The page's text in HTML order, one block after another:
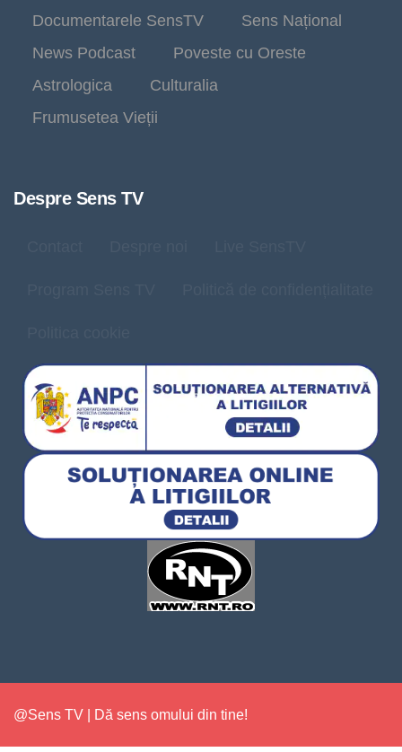
Documentarele SensTV
Sens Național
News Podcast
Poveste cu Oreste
Astrologica
Culturalia
Frumusetea Vieții
Despre Sens TV
@Sens TV | Dă sens omului din tine!